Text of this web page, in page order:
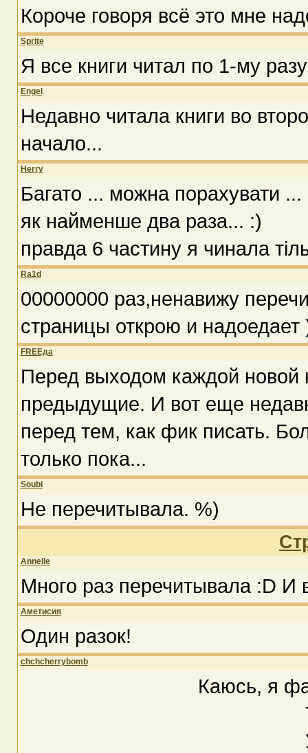
Короче говоря всё это мне
Sprite
Я все книги читал по 1-му
Engel
Недавно читала книги во
начало...
Herry
Багато ... можна порахувати
як найменше два раза... :)
правда 6 частину я чинала
Ra1d
00000000 раз,ненавижу
страницы открою и надоедает
FREEда
Перед выходом каждой новой
предыдущие. И вот еще
перед тем, как фик писать.
только пока...
Soubi
Не перечитывала. %)
Annelle
Много раз перечитывала :D И
Аметисия
Один разок!
chchcherrybomb
Каюсь, я